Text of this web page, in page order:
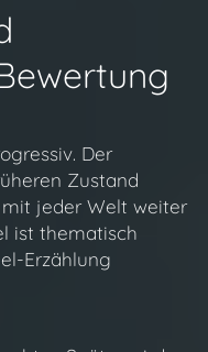
Der
Zustand
jeder Welt weiter
ist thematisch
Erzählung